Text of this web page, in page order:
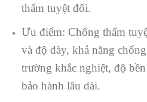
thấm tuyệt đối.
Ưu điểm: Chống thấm
và độ dày, khả năng
trường khắc nghiệt, độ
bảo hành lâu dài.